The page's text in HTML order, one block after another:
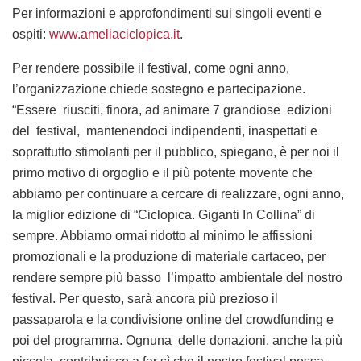
Per informazioni e approfondimenti sui singoli eventi e
ospiti: www.ameliaciclopica.it.
Per rendere possibile il festival, come ogni anno,
l’organizzazione chiede sostegno e partecipazione.
“Essere riusciti, finora, ad animare 7 grandiose edizioni
del
festival, mantenendoci indipendenti, inaspettati e
soprattutto stimolanti per il pubblico, spiegano, è per noi il
primo motivo di orgoglio e il più potente movente che
abbiamo per continuare a cercare di realizzare, ogni anno,
la miglior edizione di “Ciclopica. Giganti In Collina” di
sempre. Abbiamo ormai ridotto al minimo le affissioni
promozionali e la produzione di materiale cartaceo, per
rendere sempre più basso
l’impatto ambientale del nostro
festival. Per questo, sarà ancora più prezioso il
passaparola e la condivisione online del crowdfunding e
poi del programma. Ognuna delle donazioni, anche la più